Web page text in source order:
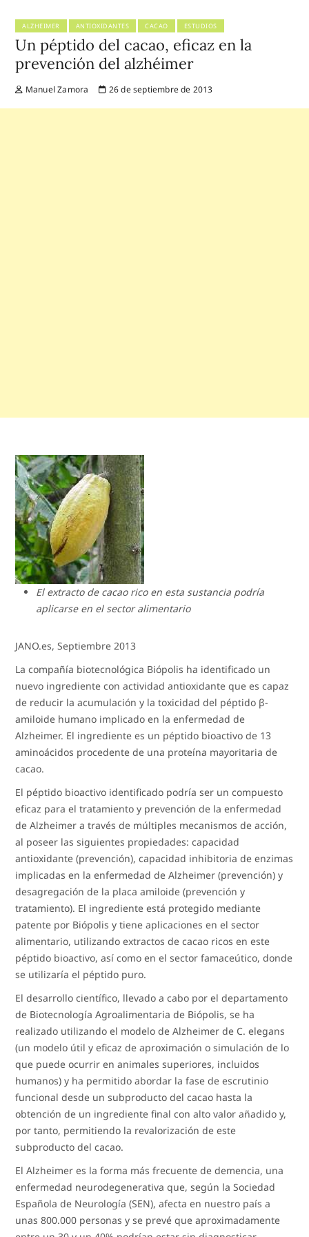
ALZHEIMER ANTIOXIDANTES CACAO ESTUDIOS
Un péptido del cacao, eficaz en la
prevención del alzhéimer
Manuel Zamora 26 de septiembre de 2013
El extracto de cacao rico en esta sustancia podría
aplicarse en el sector alimentario
JANO.es, Septiembre 2013
La compañía biotecnológica Biópolis ha identificado un
nuevo ingrediente con actividad antioxidante que es capaz
de reducir la acumulación y la toxicidad del péptido β-
amiloide humano implicado en la enfermedad de
Alzheimer. El ingrediente es un péptido bioactivo de 13
aminoácidos procedente de una proteína mayoritaria de
cacao.
El péptido bioactivo identificado podría ser un compuesto
eficaz para el tratamiento y prevención de la enfermedad
de Alzheimer a través de múltiples mecanismos de acción,
al poseer las siguientes propiedades: capacidad
antioxidante (prevención), capacidad inhibitoria de enzimas
implicadas en la enfermedad de Alzheimer (prevención) y
desagregación de la placa amiloide (prevención y
tratamiento). El ingrediente está protegido mediante
patente por Biópolis y tiene aplicaciones en el sector
alimentario, utilizando extractos de cacao ricos en este
péptido bioactivo, así como en el sector famaceútico, donde
se utilizaría el péptido puro.
El desarrollo científico, llevado a cabo por el departamento
de Biotecnología Agroalimentaria de Biópolis, se ha
realizado utilizando el modelo de Alzheimer de C. elegans
(un modelo útil y eficaz de aproximación o simulación de lo
que puede ocurrir en animales superiores, incluidos
humanos) y ha permitido abordar la fase de escrutinio
funcional desde un subproducto del cacao hasta la
obtención de un ingrediente final con alto valor añadido y,
por tanto, permitiendo la revalorización de este
subproducto del cacao.
El Alzheimer es la forma más frecuente de demencia, una
enfermedad neurodegenerativa que, según la Sociedad
Española de Neurología (SEN), afecta en nuestro país a
unas 800.000 personas y se prevé que aproximadamente